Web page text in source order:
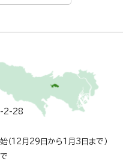
2-28
始（12月29日から1月3日まで）